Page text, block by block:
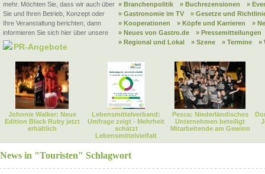
mehr. Möchten Sie, dass wir auch über
Sie und Ihren Betrieb, Konzept oder
Ihre Veranstaltung berichten, dann
informieren Sie sich hier über unsere
PR-Angebote
» Branchenpolitik
» Buchrezensionen
»
» Gastronomie im TV
» Gesetze und
» Kooperationen
» Köpfe und Karrieren
»
» Neues von Gastro.de
» Pressemitteilungen
» Regional und Lokal
» Szene » Termine »
Johnnie Walker: Neue
Edition Black Ruby jetzt
erhältlich
Lebensmittelverband:
Umfrage zeigt - Mehrheit
schätzt
Lebensmittelvielfalt
Pesca: Niederländisches
Unternehmen beteiligt
Mitarbeitende am Gewinn
News in "Touristen" Schlagwort